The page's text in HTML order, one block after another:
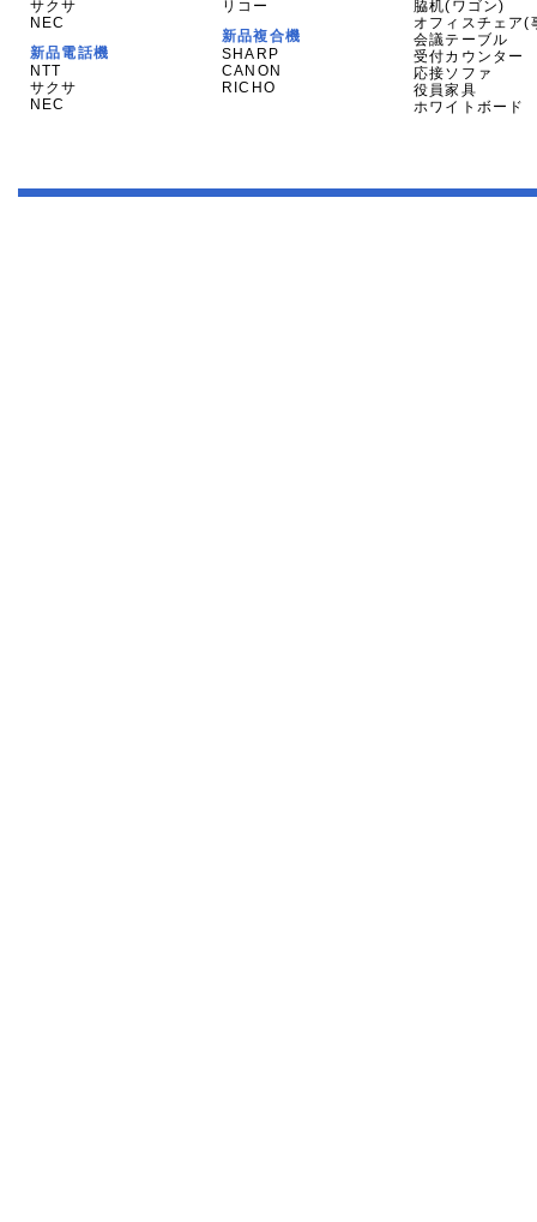
サクサ
NEC
新品電話機
NTT
サクサ
NEC
リコー
新品複合機
SHARP
CANON
RICHO
脇机(ワゴン)
オフィスチェア(
会議テーブル
受付カウンター
応接ソファ
役員家具
ホワイトボード